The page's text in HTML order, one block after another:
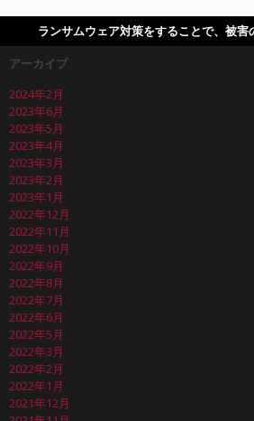
ランサムウェア対策をすることで、被害
アーカイブ
2024年2月
2023年6月
2023年5月
2023年4月
2023年3月
2023年2月
2023年1月
2022年12月
2022年11月
2022年10月
2022年9月
2022年8月
2022年7月
2022年6月
2022年5月
2022年3月
2022年2月
2022年1月
2021年12月